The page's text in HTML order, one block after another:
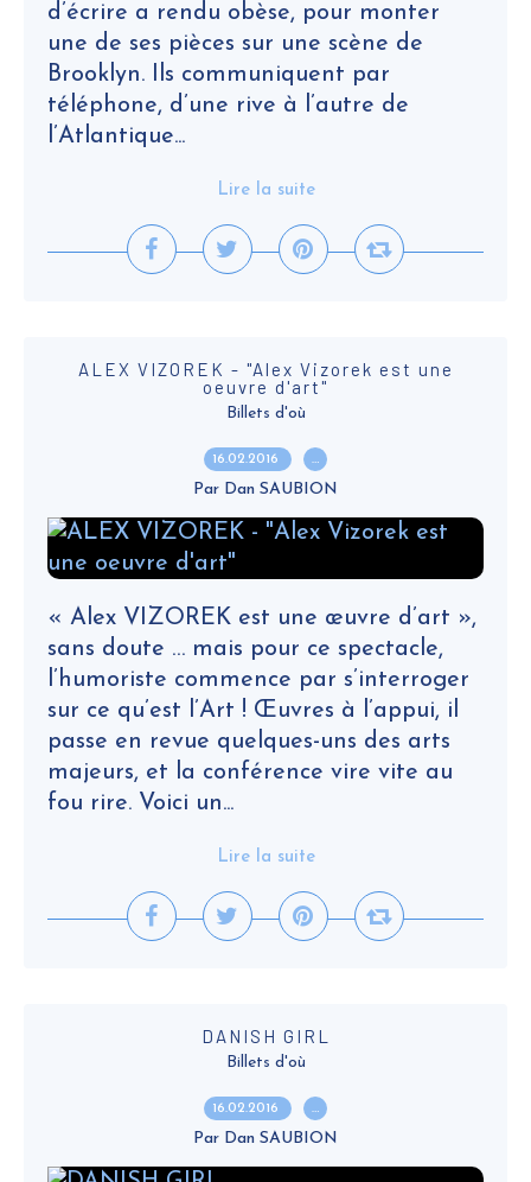
d’écrire a rendu obèse, pour monter
une de ses pièces sur une scène de
Brooklyn. Ils communiquent par
téléphone, d’une rive à l’autre de
l’Atlantique...
Lire la suite
ALEX VIZOREK - "Alex Vizorek est une
oeuvre d'art"
Billets d'où
16.02.2016 …
Par Dan SAUBION
« Alex VIZOREK est une œuvre d’art »,
sans doute … mais pour ce spectacle,
l’humoriste commence par s’interroger
sur ce qu’est l’Art ! Œuvres à l’appui, il
passe en revue quelques-uns des arts
majeurs, et la conférence vire vite au
fou rire. Voici un...
Lire la suite
DANISH GIRL
Billets d'où
16.02.2016 …
Par Dan SAUBION